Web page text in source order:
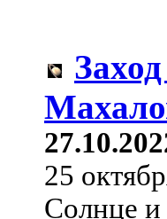
25
Солнце и